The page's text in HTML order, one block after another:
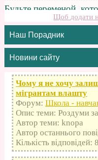
Щоб додати
Наш Порадник
Новини сайту
Чому я не хочу
мігрантам влашту
Форум: Школа -
Опис теми: Роздуми
Автор теми: knopa
Автор останнього
Кількість відповідей: